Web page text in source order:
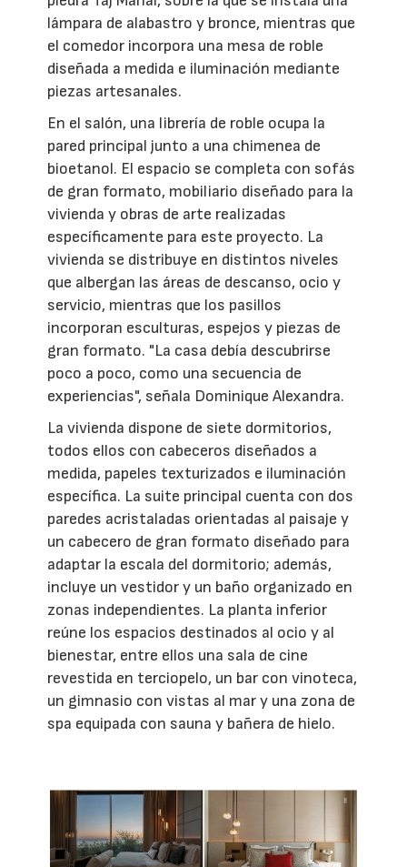
lámpara de alabastro y bronce, mientras que
el comedor incorpora una mesa de roble
diseñada a medida e iluminación mediante
piezas artesanales.
En el salón, una librería de roble ocupa la
pared principal junto a una chimenea de
bioetanol. El espacio se completa con sofás
de gran formato, mobiliario diseñado para la
vivienda y obras de arte realizadas
específicamente para este proyecto. La
vivienda se distribuye en distintos niveles
que albergan las áreas de descanso, ocio y
servicio, mientras que los pasillos
incorporan esculturas, espejos y piezas de
gran formato. "La casa debía descubrirse
poco a poco, como una secuencia de
experiencias", señala Dominique Alexandra.
La vivienda dispone de siete dormitorios,
todos ellos con cabeceros diseñados a
medida, papeles texturizados e iluminación
específica. La suite principal cuenta con dos
paredes acristaladas orientadas al paisaje y
un cabecero de gran formato diseñado para
adaptar la escala del dormitorio; además,
incluye un vestidor y un baño organizado en
zonas independientes. La planta inferior
reúne los espacios destinados al ocio y al
bienestar, entre ellos una sala de cine
revestida en terciopelo, un bar con vinoteca,
un gimnasio con vistas al mar y una zona de
spa equipada con sauna y bañera de hielo.